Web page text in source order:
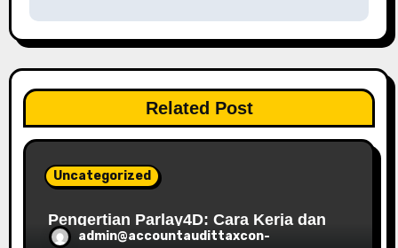
a
v
g
Related Post
Uncategorized
Pengertian Parlay4D: Cara Kerja dan
Yang Perlu Diketahui
admin@accountaudittaxcon-